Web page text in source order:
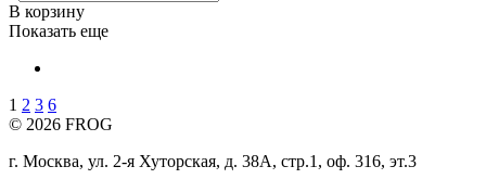
В корзину
Показать еще
1 2 3 6
© 2026 FROG
г. Москва, ул. 2-я Хуторская, д. 38А, стр.1, оф. 316, эт.3